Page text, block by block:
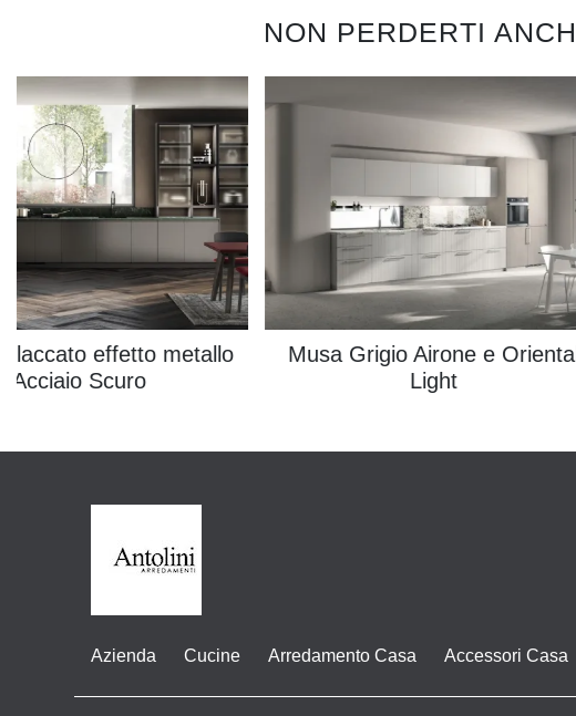
NON PERDERTI
laccato effetto metallo
Acciaio Scuro
Musa Grigio Airone e Oriental
Light
Azienda Cucine Arredamento Casa Accessori Casa